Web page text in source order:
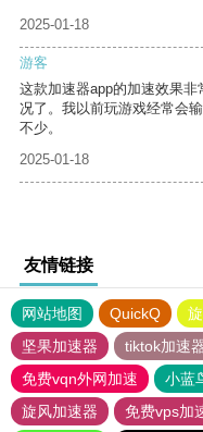
2025-01-18
游客
这款加速器app的加速效果
况了。我以前玩游戏经常会
不少。
2025-01-18
友情链接
网站地图 QuickQ
坚果加速器
tiktok加速
免费vqn外网加速
小蓝
旋风加速器
免费vps加